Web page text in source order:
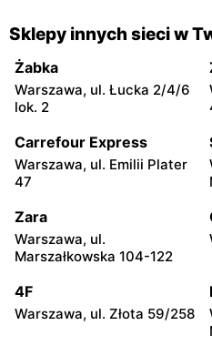
Opole, ul. Ozimska 72c
Agata
Gdańsk, ul. Przywidzka 10
Agata
Nowy Sącz, ul. Jeremiego
Wiśniowieckiego 138
Agata
Bielsko-Biała al. Gen.
Władysława Andersa 551
Agata
Rumia, ul. Grunwaldzka 112
Sklepy innych sieci w
Żabka
Warszawa, ul. Łucka 2/4/6
lok. 2
Carrefour Express
Warszawa, ul. Emilii Plater
47
Zara
Warszawa, ul.
Marszałkowska 104-122
4F
Warszawa, ul. Złota 59/258